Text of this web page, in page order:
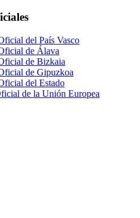
del País Vasco
de Álava
de Bizkaia
de Gipuzkoa
del Estado
de la Unión Europea